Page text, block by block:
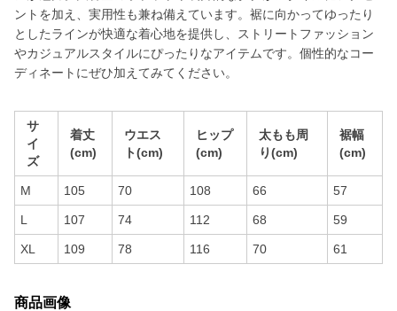
ントを加え、実用性も兼ね備えています。裾に向かってゆったり
としたラインが快適な着心地を提供し、ストリートファッション
やカジュアルスタイルにぴったりなアイテムです。個性的なコー
ディネートにぜひ加えてみてください。
サ
イ
ズ
着丈
(cm)
ウエス
ト(cm)
ヒップ
(cm)
太もも周
り(cm)
裾幅
(cm)
M 105 70 108 66 57
L 107 74 112 68 59
XL 109 78 116 70 61
商品画像